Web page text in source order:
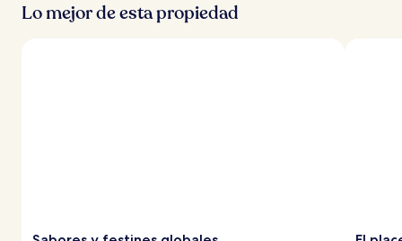
Lo mejor de esta propiedad